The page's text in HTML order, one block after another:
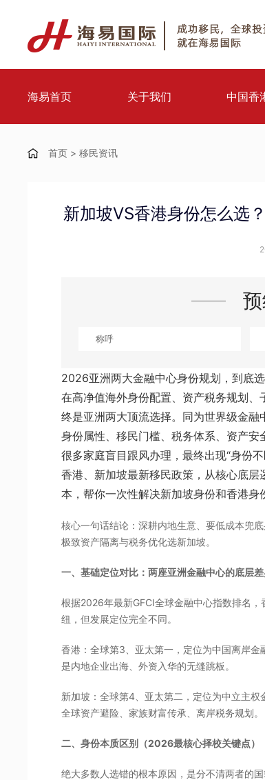
海易首页 关于我们 中国香
首页 > 移民资讯
新加坡VS香港身份怎么选
2026亚洲两大金融中心身份规划，到底
在高净值海外身份配置、资产税务规划
终是亚洲两大顶流选择。同为世界级金
身份属性、移民门槛、税务体系、资产安
很多家庭盲目跟风办理，最终出现“身份
香港、新加坡最新移民政策，从核心底
本，帮你一次性解决新加坡身份和香港身
核心一句话结论：深耕内地生意、要低成本兜
极致资产隔离与税务优化选新加坡。
一、基础定位对比：两座亚洲金融中心的底层
根据2026年最新GFCI全球金融中心指数排名
纽，但发展定位完全不同。
香港：全球第3、亚太第一，定位为中国离岸金
是内地企业出海、外资入华的无缝跳板。
新加坡：全球第4、亚太第二，定位为中立主
全球资产避险、家族财富传承、离岸税务规划。
二、身份本质区别（2026最核心择校关键点）
绝大多数人选错的根本原因，是分不清两者的